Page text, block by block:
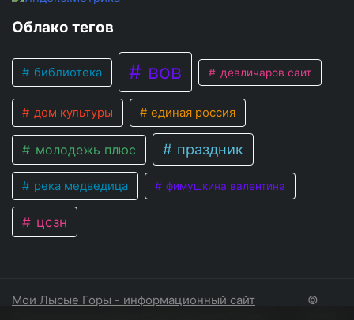
Облако тегов
библиотека вов девличаров саит
дом культуры единая россия
молодежь плюс праздник
река медведица фимушкина валентина
цсзн
Мои Лысые Горы - информационный сайт
©